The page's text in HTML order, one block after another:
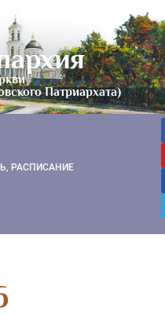
Патриархата)
РАСПИСАНИЕ